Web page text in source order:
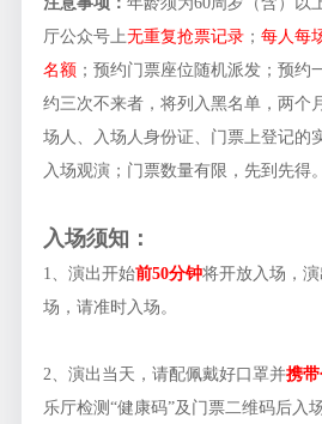
厅公众号上无重复抢票记录 ； 每人每
名额 ；预约门票座位随机派发；预约
约三次不来者，将列入黑名单，两个
场人、入场人身份证、门票上登记的
入场观演；门票数量有限，先到先得。
入场须知：
1、演出开始前50分钟将开放入场，
场，请准时入场。
2、演出当天，请配佩戴好口罩并携
乐厅检测“健康码”及门票二维码后入